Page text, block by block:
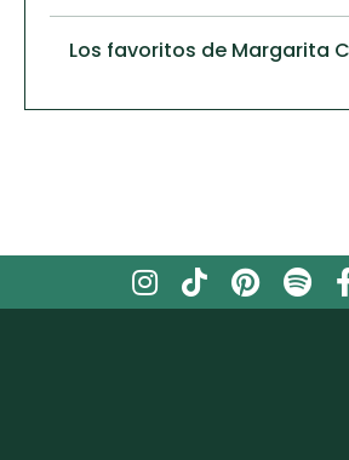
Los favoritos de Margarita